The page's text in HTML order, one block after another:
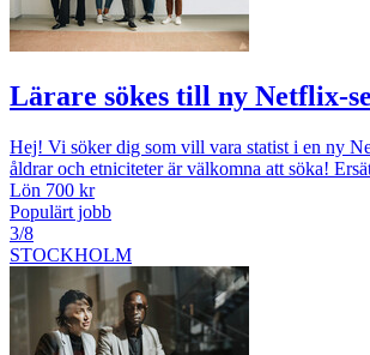
Lärare sökes till ny Netflix-
Hej! Vi söker dig som vill vara statist i en ny
åldrar och etniciteter är välkomna att söka!
Lön 700 kr
Populärt jobb
3/8
STOCKHOLM